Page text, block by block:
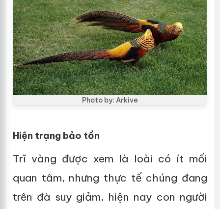
Photo by: Arkive
Hiện trạng bảo tồn
Trĩ vàng được xem là loài có ít mối
quan tâm, nhưng thực tế chúng đang
trên đà suy giảm, hiện nay con người